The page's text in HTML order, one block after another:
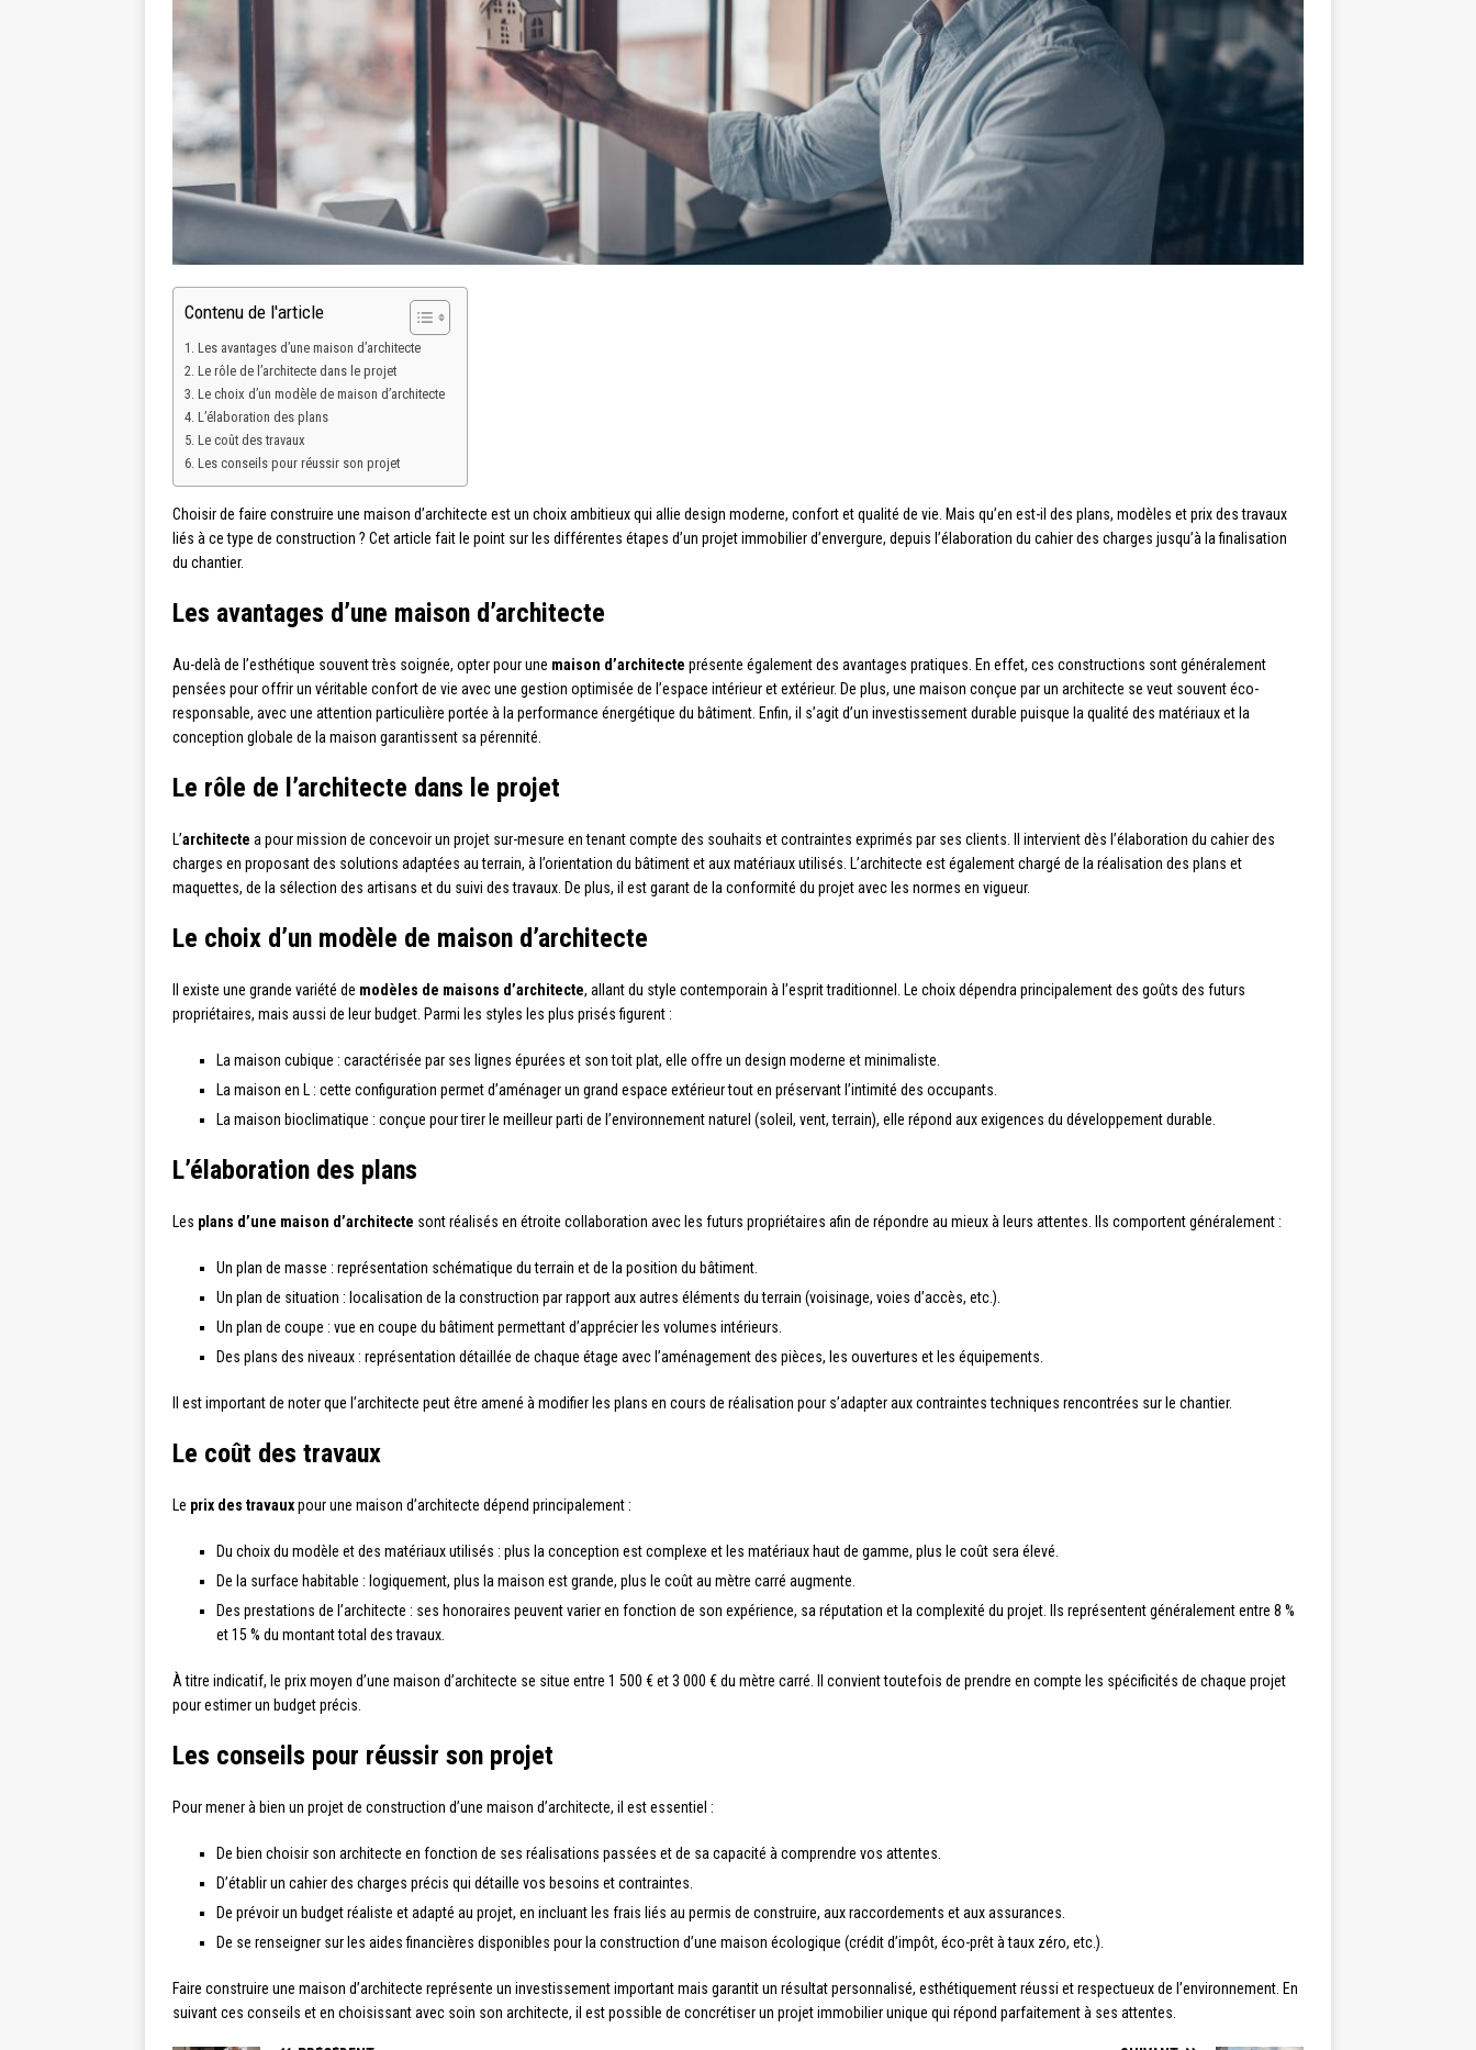
Contenu de l'article
Les avantages d’une maison d’architecte
Le rôle de l’architecte dans le projet
Le choix d’un modèle de maison d’architecte
L’élaboration des plans
Le coût des travaux
Les conseils pour réussir son projet
Choisir de faire construire une maison d’architecte est un choix ambitieux qui allie design moderne, confort et qualité de vie. Mais qu’en est-il des plans, modèles et prix des travaux
liés à ce type de construction ? Cet article fait le point sur les différentes étapes d’un projet immobilier d’envergure, depuis l’élaboration du cahier des charges jusqu’à la finalisation
du chantier.
Les avantages d’une maison d’architecte
Au-delà de l’esthétique souvent très soignée, opter pour une maison d’architecte présente également des avantages pratiques. En effet, ces constructions sont généralement
pensées pour offrir un véritable confort de vie avec une gestion optimisée de l’espace intérieur et extérieur. De plus, une maison conçue par un architecte se veut souvent éco-
responsable, avec une attention particulière portée à la performance énergétique du bâtiment. Enfin, il s’agit d’un investissement durable puisque la qualité des matériaux et la
conception globale de la maison garantissent sa pérennité.
Le rôle de l’architecte dans le projet
L’architecte a pour mission de concevoir un projet sur-mesure en tenant compte des souhaits et contraintes exprimés par ses clients. Il intervient dès l’élaboration du cahier des
charges en proposant des solutions adaptées au terrain, à l’orientation du bâtiment et aux matériaux utilisés. L’architecte est également chargé de la réalisation des plans et
maquettes, de la sélection des artisans et du suivi des travaux. De plus, il est garant de la conformité du projet avec les normes en vigueur.
Le choix d’un modèle de maison d’architecte
Il existe une grande variété de modèles de maisons d’architecte, allant du style contemporain à l’esprit traditionnel. Le choix dépendra principalement des goûts des futurs
propriétaires, mais aussi de leur budget. Parmi les styles les plus prisés figurent :
La maison cubique : caractérisée par ses lignes épurées et son toit plat, elle offre un design moderne et minimaliste.
La maison en L : cette configuration permet d’aménager un grand espace extérieur tout en préservant l’intimité des occupants.
La maison bioclimatique : conçue pour tirer le meilleur parti de l’environnement naturel (soleil, vent, terrain), elle répond aux exigences du développement durable.
L’élaboration des plans
Les plans d’une maison d’architecte sont réalisés en étroite collaboration avec les futurs propriétaires afin de répondre au mieux à leurs attentes. Ils comportent généralement :
Un plan de masse : représentation schématique du terrain et de la position du bâtiment.
Un plan de situation : localisation de la construction par rapport aux autres éléments du terrain (voisinage, voies d’accès, etc.).
Un plan de coupe : vue en coupe du bâtiment permettant d’apprécier les volumes intérieurs.
Des plans des niveaux : représentation détaillée de chaque étage avec l’aménagement des pièces, les ouvertures et les équipements.
Il est important de noter que l’architecte peut être amené à modifier les plans en cours de réalisation pour s’adapter aux contraintes techniques rencontrées sur le chantier.
Le coût des travaux
Le prix des travauxpour une maison d’architecte dépend principalement :
Du choix du modèle et des matériaux utilisés : plus la conception est complexe et les matériaux haut de gamme, plus le coût sera élevé.
De la surface habitable : logiquement, plus la maison est grande, plus le coût au mètre carré augmente.
Des prestations de l’architecte : ses honoraires peuvent varier en fonction de son expérience, sa réputation et la complexité du projet. Ils représentent généralement entre 8 %
et 15 % du montant total des travaux.
À titre indicatif, le prix moyen d’une maison d’architecte se situe entre 1 500 € et 3 000 € du mètre carré. Il convient toutefois de prendre en compte les spécificités de chaque projet
pour estimer un budget précis.
Les conseils pour réussir son projet
Pour mener à bien un projet de construction d’une maison d’architecte, il est essentiel :
De bien choisir son architecte en fonction de ses réalisations passées et de sa capacité à comprendre vos attentes.
D’établir un cahier des charges précis qui détaille vos besoins et contraintes.
De prévoir un budget réaliste et adapté au projet, en incluant les frais liés au permis de construire, aux raccordements et aux assurances.
De se renseigner sur les aides financières disponibles pour la construction d’une maison écologique (crédit d’impôt, éco-prêt à taux zéro, etc.).
Faire construire une maison d’architecte représente un investissement important mais garantit un résultat personnalisé, esthétiquement réussi et respectueux de l’environnement. En
suivant ces conseils et en choisissant avec soin son architecte, il est possible de concrétiser un projet immobilier unique qui répond parfaitement à ses attentes.